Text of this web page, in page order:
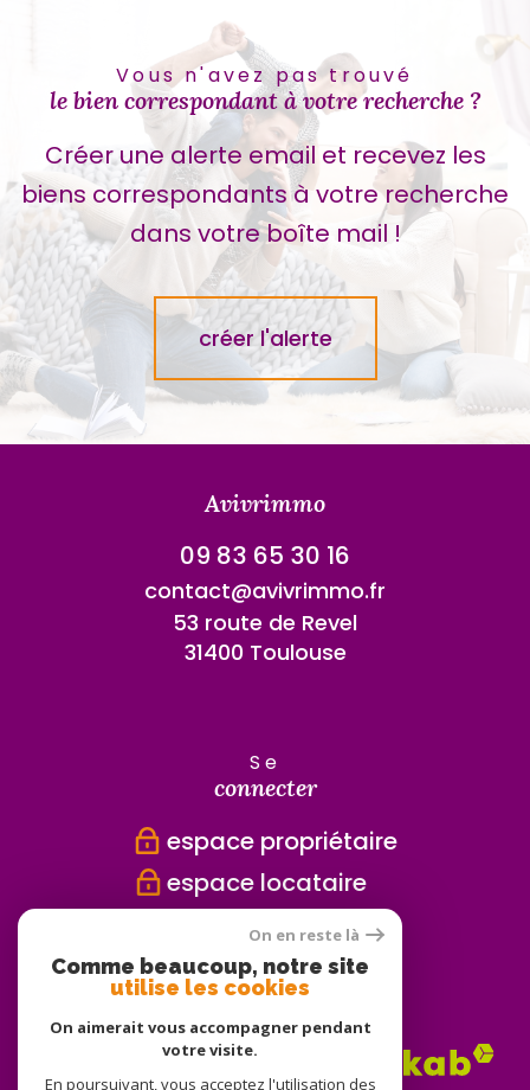
Vous n'avez pas trouvé
le bien correspondant à votre recherche ?
Créer une alerte email et recevez les
biens correspondants à votre recherche
dans votre boîte mail !
créer l'alerte
Avivrimmo
09 83 65 30 16
contact@avivrimmo.fr
53 route de Revel
31400 Toulouse
se
connecter
espace propriétaire
espace locataire
nous
adhérons
On en reste là
Comme beaucoup, notre site
utilise les cookies
On aimerait vous accompagner pendant
votre visite.
En poursuivant, vous acceptez l'utilisation des